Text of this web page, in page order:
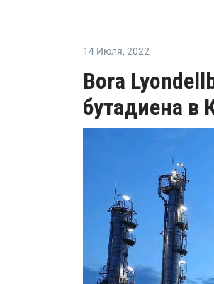
14 Июля, 2022
Bora
бутадиена в